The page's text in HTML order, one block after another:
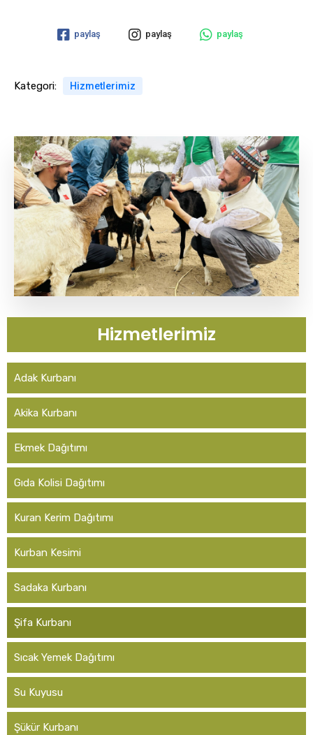
paylaş paylaş paylaş
Kategori: Hizmetlerimiz
Hizmetlerimiz
Adak Kurbanı
Akika Kurbanı
Ekmek Dağıtımı
Gıda Kolisi Dağıtımı
Kuran Kerim Dağıtımı
Kurban Kesimi
Sadaka Kurbanı
Şifa Kurbanı
Sıcak Yemek Dağıtımı
Su Kuyusu
Şükür Kurbanı